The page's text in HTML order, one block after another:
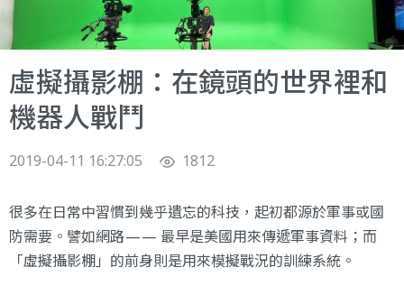
虛擬攝影棚：在鏡頭的世界裡和
機器人戰鬥
2019-04-11 16:27:05 1812
很多在日常中習慣到幾乎遺忘的科技，起初都源於軍事或國
防需要。譬如網路 — — 最早是美國用來傳遞軍事資料；而
「虛擬攝影棚」的前身則是用來模擬戰況的訓練系統。